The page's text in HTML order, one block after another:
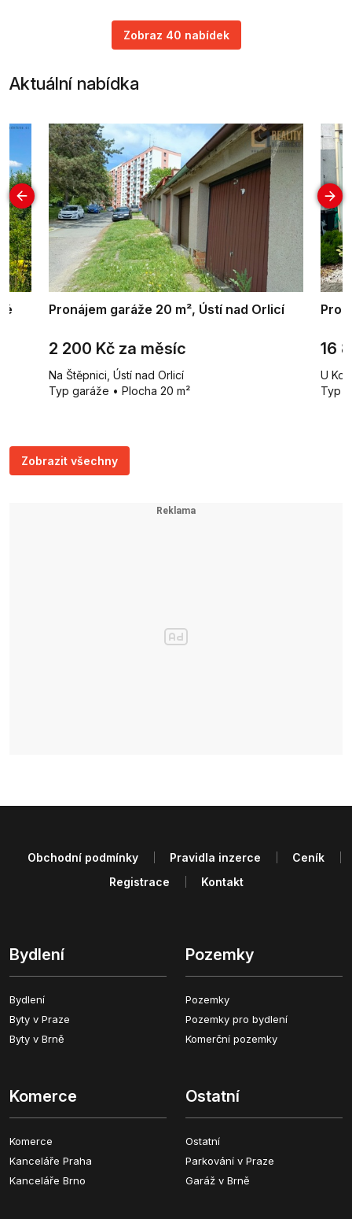
Zobraz 40 nabídek
Aktuální nabídka
Pronájem garáže 20 m², Ústí nad Orlicí
2 200 Kč za měsíc
Na Štěpnici, Ústí nad Orlicí
Typ garáže • Plocha 20 m²
16
U
Typ
Zobrazit všechny
Bydlení
Bydlení
Byty v Praze
Byty v Brně
Pozemky
Pozemky
Pozemky pro bydlení
Komerční pozemky
Komerce
Komerce
Kanceláře Praha
Kanceláře Brno
Ostatní
Ostatní
Parkování v Praze
Garáž v Brně
Obchodní podmínky Pravidla inzerce
Ceník
Registrace
Kontakt